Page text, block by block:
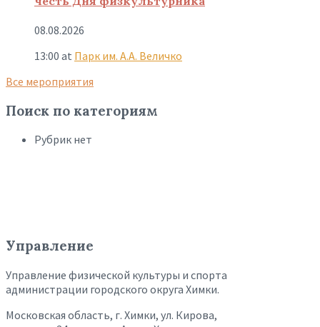
08.08.2026
13:00 at Парк им. А.А. Величко
Все мероприятия
Поиск по категориям
Рубрик нет
Управление
Управление физической культуры и спорта
администрации городского округа Химки.
Московская область, г. Химки, ул. Кирова,